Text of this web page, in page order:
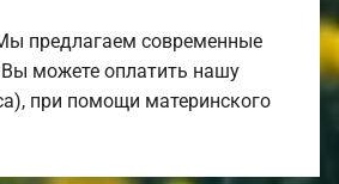
предлагаем современные
Вы можете оплатить нашу
при помощи материнского